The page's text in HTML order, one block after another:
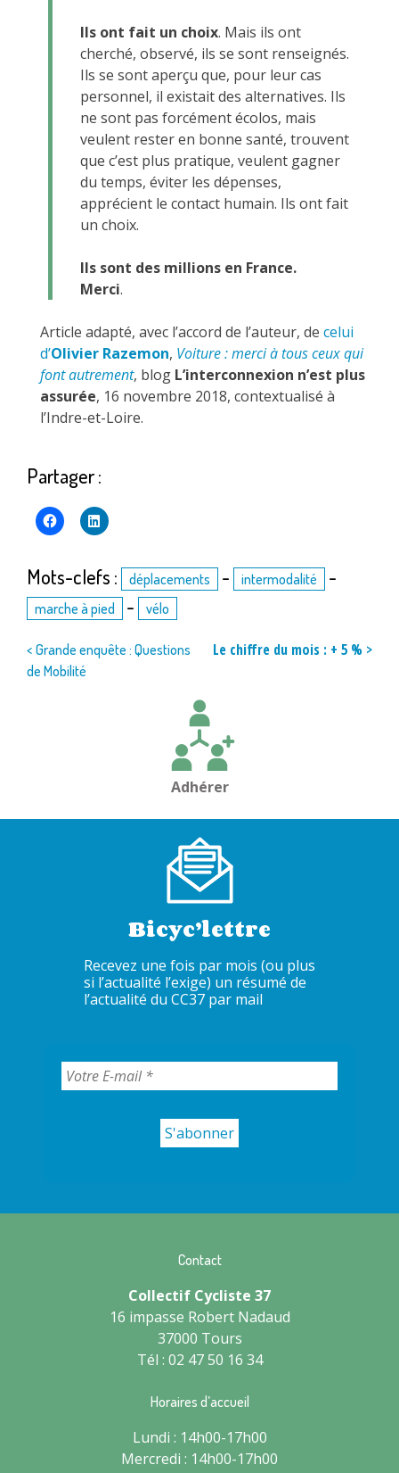
Ils ont fait un choix. Mais ils ont
cherché, observé, ils se sont renseignés.
Ils se sont aperçu que, pour leur cas
personnel, il existait des alternatives. Ils
ne sont pas forcément écolos, mais
veulent rester en bonne santé, trouvent
que c’est plus pratique, veulent gagner
du temps, éviter les dépenses,
apprécient le contact humain. Ils ont fait
un choix.
Ils sont des millions en France.
Merci.
Article adapté, avec l’accord de l’auteur, de celui
d’Olivier Razemon, Voiture : merci à tous ceux qui
font autrement, blog L’interconnexion n’est plus
assurée, 16 novembre 2018, contextualisé à
l’Indre-et-Loire.
Partager :
Mots-clefs : déplacements - intermodalité -
marche à pied - vélo
Navigation
de
< Grande enquête : Questions
de Mobilité
Le chiffre du mois : + 5 % >
Adhérer
Bicyc’lettre
Recevez une fois par mois (ou plus
si l’actualité l’exige) un résumé de
l’actualité du CC37 par mail
Contact
Collectif Cycliste 37
16 impasse Robert Nadaud
37000 Tours
Tél : 02 47 50 16 34
Horaires d’accueil
Lundi : 14h00-17h00
Mercredi : 14h00-17h00